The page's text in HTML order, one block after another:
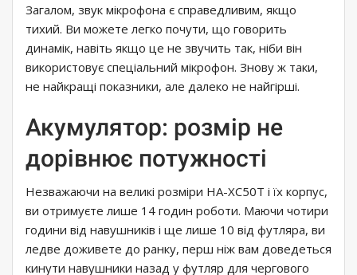
Загалом, звук мікрофона є справедливим, якщо
тихий. Ви можете легко почути, що говорить
динамік, навіть якщо це не звучить так, ніби він
використовує спеціальний мікрофон. Знову ж таки,
не найкращі показники, але далеко не найгірші.
Акумулятор: розмір не
дорівнює потужності
Незважаючи на великі розміри HA-XC50T і їх корпус,
ви отримуєте лише 14 годин роботи. Маючи чотири
години від навушників і ще лише 10 від футляра, ви
ледве доживете до ранку, перш ніж вам доведеться
кинути навушники назад у футляр для чергового